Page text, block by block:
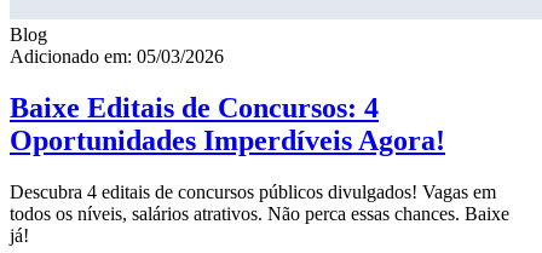
Blog
Adicionado em: 05/03/2026
Baixe Editais de Concursos: 4
Oportunidades Imperdíveis Agora!
Descubra 4 editais de concursos públicos divulgados! Vagas em
todos os níveis, salários atrativos. Não perca essas chances. Baixe
já!